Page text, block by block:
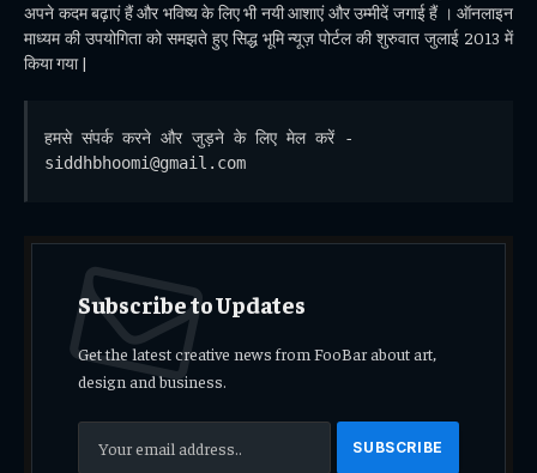
अपने कदम बढ़ाएं हैं और भविष्य के लिए भी नयी आशाएं और उम्मीदें जगाई हैं । ऑनलाइन
माध्यम की उपयोगिता को समझते हुए सिद्ध भूमि न्यूज़ पोर्टल की शुरुवात जुलाई 2013 में
किया गया |
हमसे संपर्क करने और जुड़ने के लिए मेल करें -
siddhbhoomi@gmail.com
Subscribe to Updates
Get the latest creative news from FooBar about art,
design and business.